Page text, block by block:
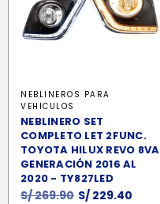
NEBLINEROS PARA
VEHICULOS
NEBLINERO SET
COMPLETO LET 2FUNC.
TOYOTA HILUX REVO 8VA
GENERACIÓN 2016 AL
2020 - TY827LED
S/269.90 El
S/ 229.40